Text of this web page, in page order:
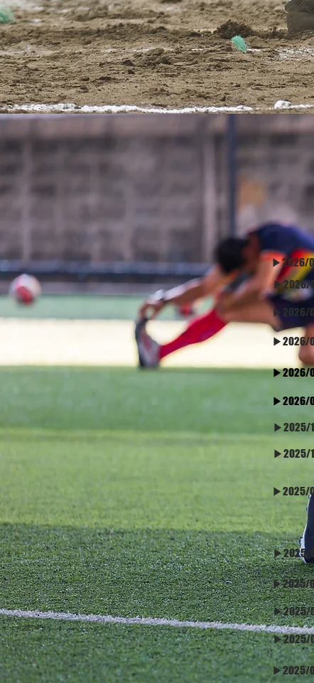
​▶2026/
▶2026/
▶2026/
​▶2026/
​▶2026/
​▶2026/
​▶2025/
​▶2025/
​▶2025/
​▶2025/
​▶2025/
​▶2025/
​▶2025/
​▶2025/